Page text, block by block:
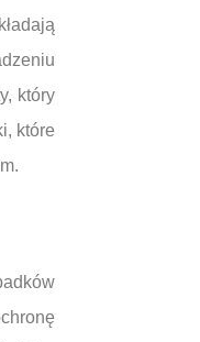
który
które